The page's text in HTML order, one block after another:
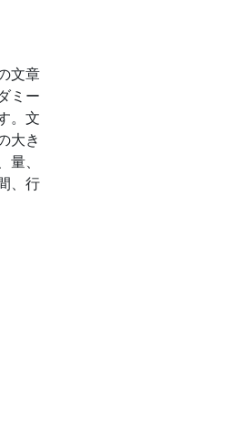
文章
ミー
。文
大き
、
、行